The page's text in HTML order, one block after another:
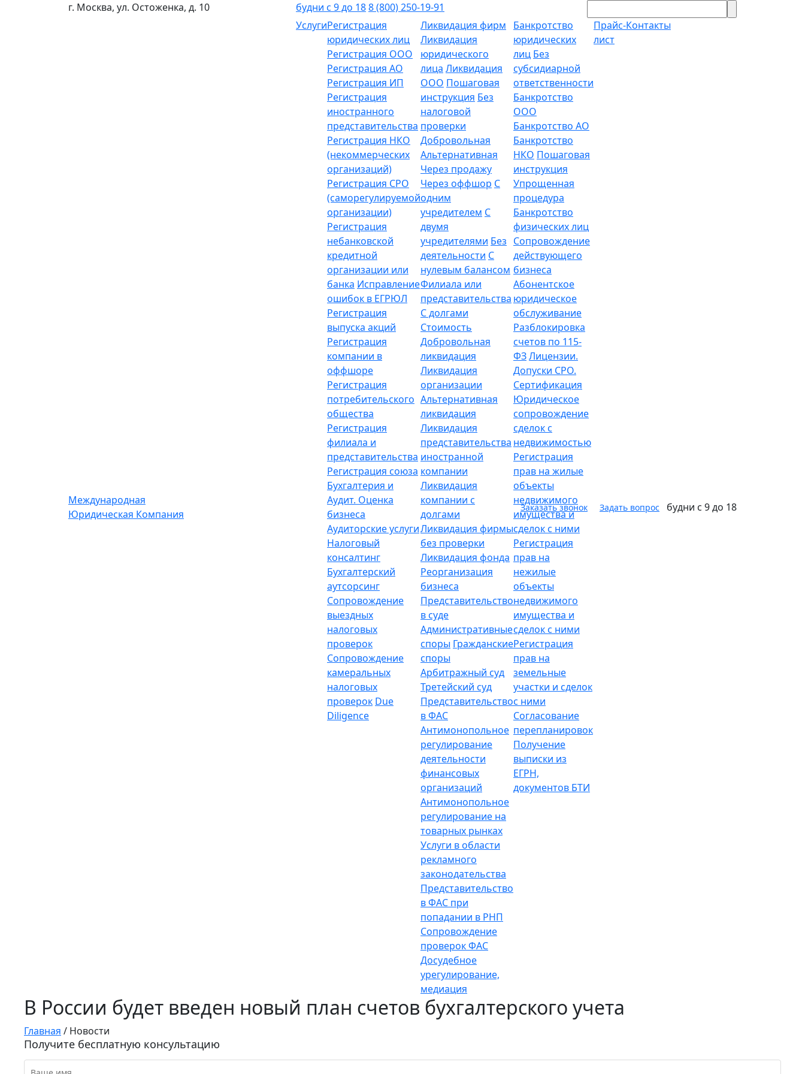
г. Москва, ул. Остоженка, д. 10 будни с 9 до 188 (800) 250-19-91
Международная
Юридическая Компания
УслугиРегистрация
юридических лиц
Регистрация ООО
Регистрация АО
Регистрация ИП
Регистрация
иностранного
представительства
Регистрация НКО
(некоммерческих
организаций)
Регистрация СРО
(саморегулируемой
организации)
Регистрация
небанковской
кредитной
организации или
банка Исправление
ошибок в ЕГРЮЛ
Регистрация
выпуска акций
Регистрация
компании в
оффшоре
Регистрация
потребительского
общества
Регистрация
филиала и
представительства
Регистрация союза
Бухгалтерия и
Аудит. Оценка
бизнеса
Аудиторские услуги
Налоговый
консалтинг
Бухгалтерский
аутсорсинг
Сопровождение
выездных
налоговых
проверок
Сопровождение
камеральных
налоговых
проверок Due
Diligence
Ликвидация фирм
Ликвидация
юридического
лица Ликвидация
ООО Пошаговая
инструкция Без
налоговой
проверки
Добровольная
Альтернативная
Через продажу
Через оффшор С
одним
учредителем С
двумя
учредителями Без
деятельности С
нулевым балансом
Филиала или
представительства
С долгами
Стоимость
Добровольная
ликвидация
Ликвидация
организации
Альтернативная
ликвидация
Ликвидация
представительства
иностранной
компании
Ликвидация
компании с
долгами
Ликвидация фирмы
без проверки
Ликвидация фонда
Реорганизация
бизнеса
Представительство
в суде
Административные
споры Гражданские
споры
Арбитражный суд
Третейский суд
Представительство
в ФАС
Антимонопольное
регулирование
деятельности
финансовых
организаций
Антимонопольное
регулирование на
товарных рынках
Услуги в области
рекламного
законодательства
Представительство
в ФАС при
попадании в РНП
Сопровождение
проверок ФАС
Досудебное
урегулирование,
медиация
Банкротство
юридических
лиц Без
субсидиарной
ответственности
Банкротство
ООО
Банкротство АО
Банкротство
НКО Пошаговая
инструкция
Упрощенная
процедура
Банкротство
физических лиц
Сопровождение
действующего
бизнеса
Абонентское
юридическое
обслуживание
Разблокировка
счетов по 115-
ФЗЛицензии.
Допуски СРО.
Сертификация
Юридическое
сопровождение
сделок с
недвижимостью
Регистрация
прав на жилые
объекты
недвижимого
имущества и
сделок с ними
Регистрация
прав на
нежилые
объекты
недвижимого
имущества и
сделок с ними
Регистрация
прав на
земельные
участки и сделок
с ними
Согласование
перепланировок
Получение
выписки из
ЕГРН,
документов БТИ
Прайс-
лист
Контакты
Заказать звонок Задать вопрос будни с 9 до 18
В России будет введен новый план счетов бухгалтерского учета
Главная / Новости
Получите бесплатную консультацию